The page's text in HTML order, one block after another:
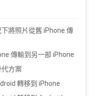
將照片從舊 iPhone 傳
傳輸到另一部 iPhone
代方案
轉移到 iPhone